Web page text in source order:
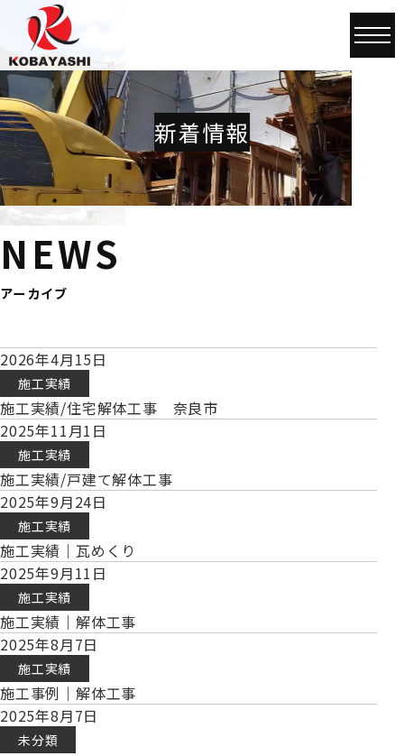
新着情報
NEWS
アーカイブ
2026年4月15日
施工実績
施工実績/住宅解体工事 奈良市
2025年11月1日
施工実績
施工実績/戸建て解体工事
2025年9月24日
施工実績
施工実績｜瓦めくり
2025年9月11日
施工実績
施工実績｜解体工事
2025年8月7日
施工実績
施工事例｜解体工事
2025年8月7日
未分類